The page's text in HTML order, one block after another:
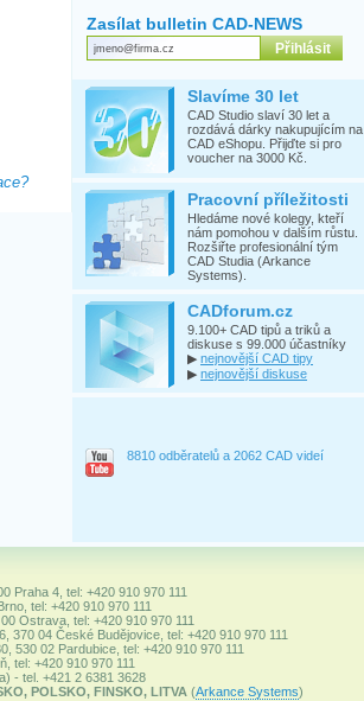
Zasílat bulletin CAD-NEWS
Slavíme 30 let
CAD Studio slaví 30 let a
rozdává dárky nakupujícím na
CAD eShopu. Přijďte si pro
voucher na 3000 Kč.
Pracovní příležitosti
Hledáme nové kolegy, kteří
nám pomohou v dalším růstu.
Rozšiřte profesionální tým
CAD Studia (Arkance
Systems).
CADforum.cz
9.100+ CAD tipů a triků a
diskuse s 99.000 účastníky
▶ nejnovější CAD tipy
▶ nejnovější diskuse
8810 odběratelů a 2062 CAD videí
Praha 4, tel: +420 910 970 111
tel: +420 910 970 111
Ostrava, tel: +420 910 970 111
370 04 České Budějovice, tel: +420 910 970 111
530 02 Pardubice, tel: +420 910 970 111
tel: +420 910 970 111
- tel. +421 2 6381 3628
POLSKO, FINSKO, LITVA (Arkance Systems)